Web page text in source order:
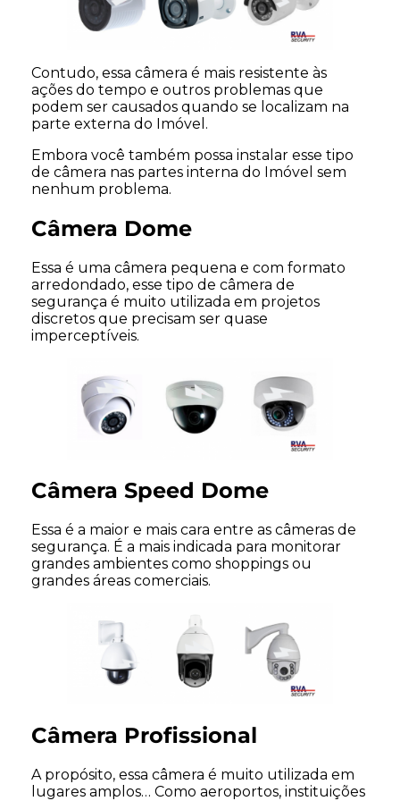
Contudo, essa câmera é mais resistente às
ações do tempo e outros problemas que
podem ser causados quando se localizam na
parte externa do Imóvel.
Embora você também possa instalar esse tipo
de câmera nas partes interna do Imóvel sem
nenhum problema.
Câmera Dome
Essa é uma câmera pequena e com formato
arredondado, esse tipo de câmera de
segurança é muito utilizada em projetos
discretos que precisam ser quase
imperceptíveis.
Câmera Speed Dome
Essa é a maior e mais cara entre as câmeras de
segurança. É a mais indicada para monitorar
grandes ambientes como shoppings ou
grandes áreas comerciais.
Câmera Profissional
A propósito, essa câmera é muito utilizada em
lugares amplos… Como aeroportos, instituições